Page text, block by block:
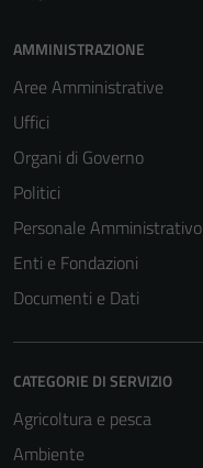
AMMINISTRAZIONE
Aree Amministrative
Uffici
Organi di Governo
Politici
Personale Amministrativo
Enti e Fondazioni
Documenti e Dati
CATEGORIE DI SERVIZIO
Agricoltura e pesca
Ambiente